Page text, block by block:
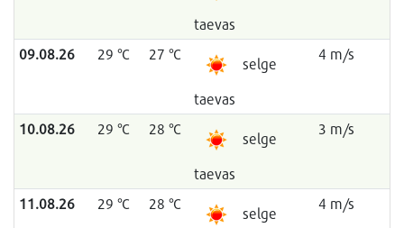
taevas
09.08.26 29 °C 27 °C
selge
taevas
4 m/s
10.08.26 29 °C 28 °C
selge
taevas
3 m/s
11.08.26 29 °C 28 °C
selge
4 m/s